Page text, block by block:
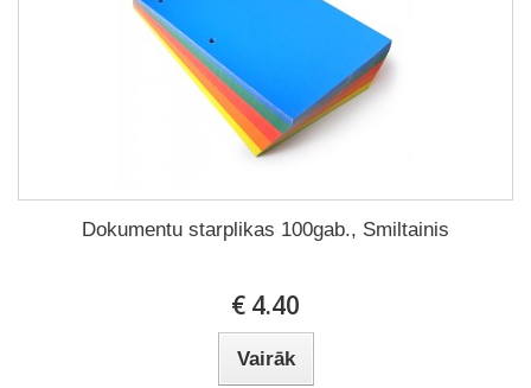
Dokumentu starplikas 100gab., Smiltainis
€ 4.40
Vairāk